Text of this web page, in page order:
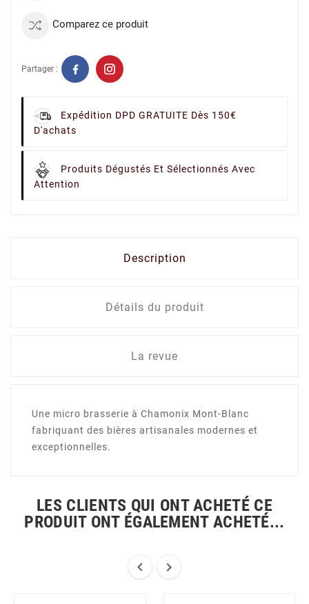
Comparez ce produit
Partager :
Expédition DPD GRATUITE Dès 150€
D'achats
Produits Dégustés Et Sélectionnés Avec
Attention
Description
Détails du produit
La revue
Une micro brasserie à Chamonix Mont-Blanc
fabriquant des bières artisanales modernes et
exceptionnelles.
LES CLIENTS QUI ONT ACHETÉ CE
PRODUIT ONT ÉGALEMENT ACHETÉ...
 